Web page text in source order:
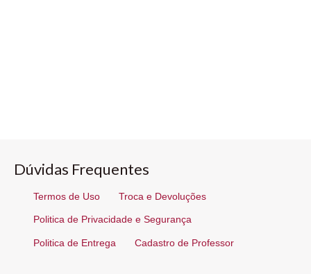
Dúvidas Frequentes
Termos de Uso Troca e Devoluções
Politica de Privacidade e Segurança
Politica de Entrega Cadastro de Professor